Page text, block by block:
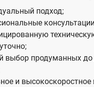
подход;
выбор продуманных
и высокоскоростное